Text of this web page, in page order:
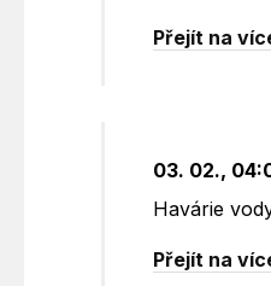
Přejít na
03. 02.,
Havárie
Přejít na